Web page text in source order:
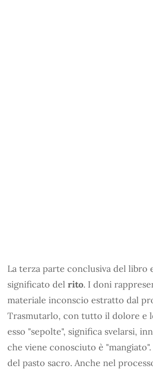
La terza parte conclusiva del libro
significato del rito. I doni
materiale inconscio estratto dal
Trasmutarlo, con tutto il dolore e
esso "sepolte", significa svelarsi,
che viene conosciuto è
del pasto sacro. Anche nel